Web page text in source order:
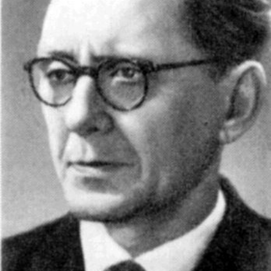
СТРУКТУРА
Президія НАН України
Апарат Президії
Секція фізико-технічних і математичних
наук
Секція хімічних і біологічних наук
Секція суспільних і гуманітарних наук
Установи при Президії
Ради, комітети та комісії
Наукові центри МОН та НАН України
Громадські організації